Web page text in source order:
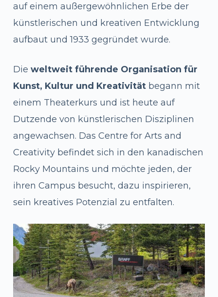
auf einem außergewöhnlichen Erbe der
künstlerischen und kreativen Entwicklung
aufbaut und 1933 gegründet wurde.
Die weltweit führende Organisation für
Kunst, Kultur und Kreativität begann mit
einem Theaterkurs und ist heute auf
Dutzende von künstlerischen Disziplinen
angewachsen. Das Centre for Arts and
Creativity befindet sich in den kanadischen
Rocky Mountains und möchte jeden, der
ihren Campus besucht, dazu inspirieren,
sein kreatives Potenzial zu entfalten.